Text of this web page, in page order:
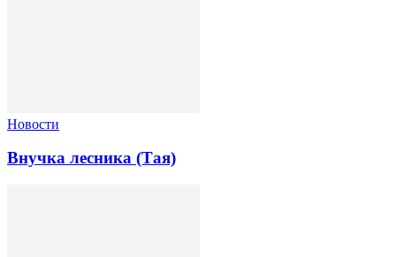
Новости
Внучка лесника (Тая)